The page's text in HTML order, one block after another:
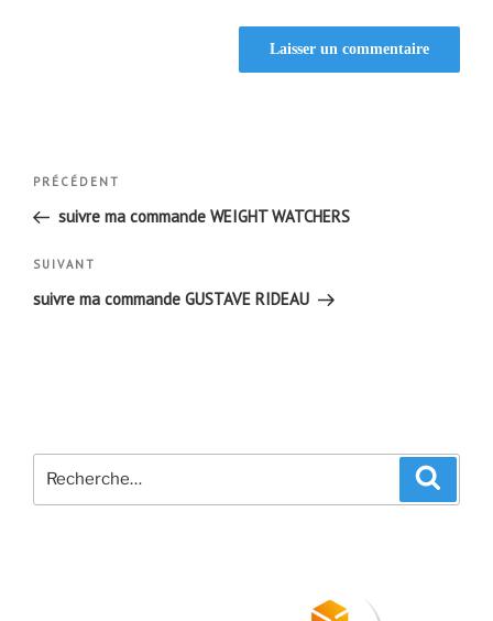
Navigation
l’article
Article
précédent
PRÉCÉDENT
suivre ma commande WEIGHT WATCHERS
Article
suivant
SUIVANT
suivre ma commande GUSTAVE RIDEAU
pour